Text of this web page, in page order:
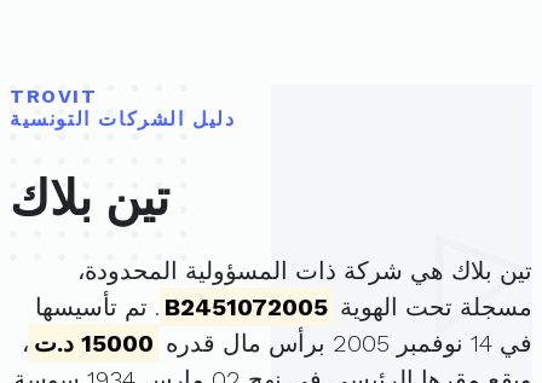
TROVIT
دليل الشركات التونسية
تين بلاك
تين بلاك هي شركة ذات المسؤولية المحدودة،
مسجلة تحت الهوية B2451072005 . تم تأسيسها
في 14 نوفمبر 2005 برأس مال قدره
15000 د.ت
،